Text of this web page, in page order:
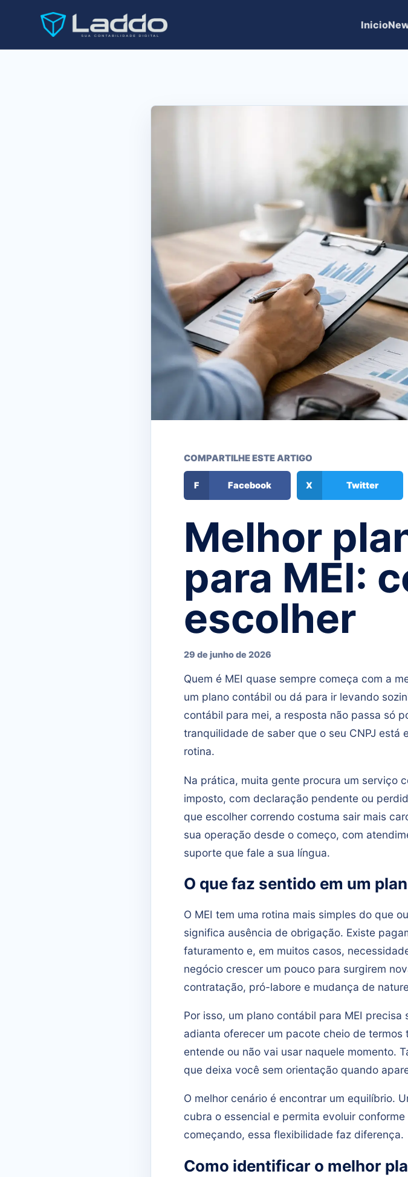
Inicio
COMPARTILHE ESTE ARTIGO
F Facebook X Twitter
Melhor
para MEI:
escolher
29 de junho de 2026
Quem é MEI quase sempre começa com a
um plano contábil ou dá para ir levando
contábil para mei, a resposta não passa só
tranquilidade de saber que o seu CNPJ está
rotina.
Na prática, muita gente procura um serviço
imposto, com declaração pendente ou
que escolher correndo costuma sair mais
sua operação desde o começo, com
suporte que fale a sua língua.
O que faz sentido em um
O MEI tem uma rotina mais simples do que
significa ausência de obrigação. Existe
faturamento e, em muitos casos,
negócio crescer um pouco para surgirem
contratação, pró-labore e mudança de
Por isso, um plano contábil para MEI
adianta oferecer um pacote cheio de
entende ou não vai usar naquele momento.
que deixa você sem orientação quando
O melhor cenário é encontrar um equilíbrio.
cubra o essencial e permita evoluir
começando, essa flexibilidade faz diferença.
Como identificar o melhor